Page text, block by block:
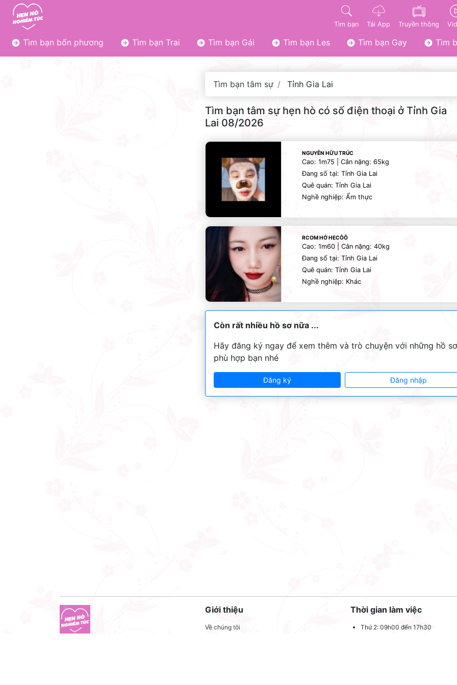
Tìm bạn Tải App Truyền thông
Tìm bạn bốn phương Tìm bạn Trai Tìm bạn Gái Tìm bạn Les Tìm bạn Gay Tìm
Tìm bạn tâm sự Tỉnh Gia Lai
Tìm bạn tâm sự hẹn hò có số điện thoại ở Tỉnh Gia
Lai 08/2026
NGUYỄN HỮU TRÚC
Cao: 1m75 | Cân nặng: 65kg
Đang số tại: Tỉnh Gia Lai
Quê quán: Tỉnh Gia Lai
Nghề nghiệp: Ẩm thực
RCOM HỜ HECÔÔ
Cao: 1m60 | Cân nặng: 40kg
Đang số tại: Tỉnh Gia Lai
Quê quán: Tỉnh Gia Lai
Nghề nghiệp: Khác
Còn rất nhiều hồ sơ nữa ...
Hãy đăng ký ngay để xem thêm và trò chuyện với những hồ sơ
phù hợp bạn nhé
Đăng ký Đăng nhập
Giới thiệu
Về chúng tôi
Thời gian làm việc
Thứ 2: 09h00 đến 17h30